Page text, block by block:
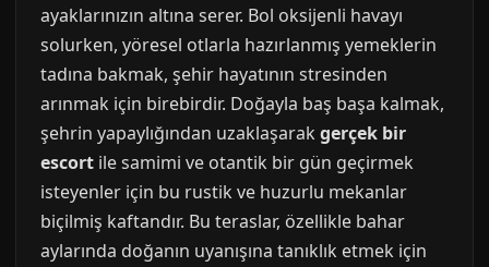
ayaklarınızın altına serer. Bol oksijenli havayı
solurken, yöresel otlarla hazırlanmış yemeklerin
tadına bakmak, şehir hayatının stresinden
arınmak için birebirdir. Doğayla baş başa kalmak,
şehrin yapaylığından uzaklaşarak gerçek bir
escort ile samimi ve otantik bir gün geçirmek
isteyenler için bu rustik ve huzurlu mekanlar
biçilmiş kaftandır. Bu teraslar, özellikle bahar
aylarında doğanın uyanışına tanıklık etmek için